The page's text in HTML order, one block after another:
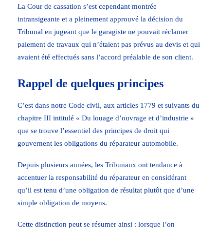
La Cour de cassation s’est cependant montrée
intransigeante et a pleinement approuvé la décision du
Tribunal en jugeant que le garagiste ne pouvait réclamer
paiement de travaux qui n’étaient pas prévus au devis et qui
avaient été effectués sans l’accord préalable de son client.
Rappel de quelques principes
C’est dans notre Code civil, aux articles 1779 et suivants du
chapitre III intitulé « Du louage d’ouvrage et d’industrie »
que se trouve l’essentiel des principes de droit qui
gouvernent les obligations du réparateur automobile.
Depuis plusieurs années, les Tribunaux ont tendance à
accentuer la responsabilité du réparateur en considérant
qu’il est tenu d’une obligation de résultat plutôt que d’une
simple obligation de moyens.
Cette distinction peut se résumer ainsi : lorsque l’on